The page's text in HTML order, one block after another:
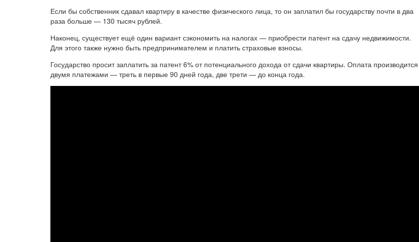
Если бы собственник сдавал квартиру в качестве физического лица, то он заплатил бы государству почти в два
раза больше — 130 тысяч рублей.
Наконец, существует ещё один вариант сэкономить на налогах — приобрести патент на сдачу недвижимости.
Для этого также нужно быть предпринимателем и платить страховые взносы.
Государство просит заплатить за патент 6% от потенциального дохода от сдачи квартиры. Оплата производится
двумя платежами — треть в первые 90 дней года, две трети — до конца года.